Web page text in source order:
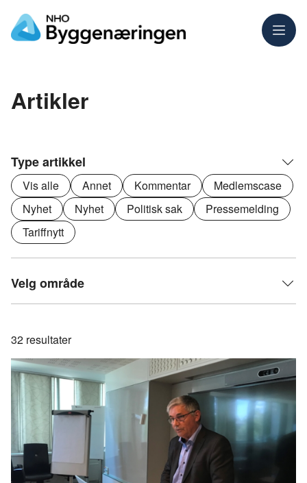
Meny
Artikler
Type artikkel
Vis alle Annet Kommentar
Medlemscase
Nyhet
Nyhet Politisk sak
Pressemelding
Tariffnytt
Velg område
32 resultater